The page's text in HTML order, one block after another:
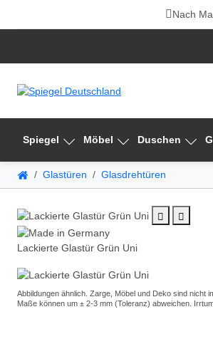
Nach
Spiegel Möbel Duschen
Glastüren Glasdrehtüren
Lackierte Glastür Grün Uni